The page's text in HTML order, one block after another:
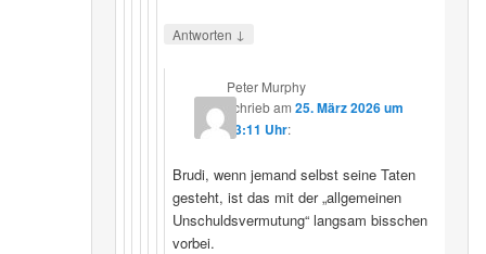
Antworten ↓
Peter Murphy
schriebam 25. März 2026 um
23:11 Uhr:
Brudi, wenn jemand selbst seine Taten
gesteht, ist das mit der „allgemeinen
Unschuldsvermutung“ langsam bisschen
vorbei.